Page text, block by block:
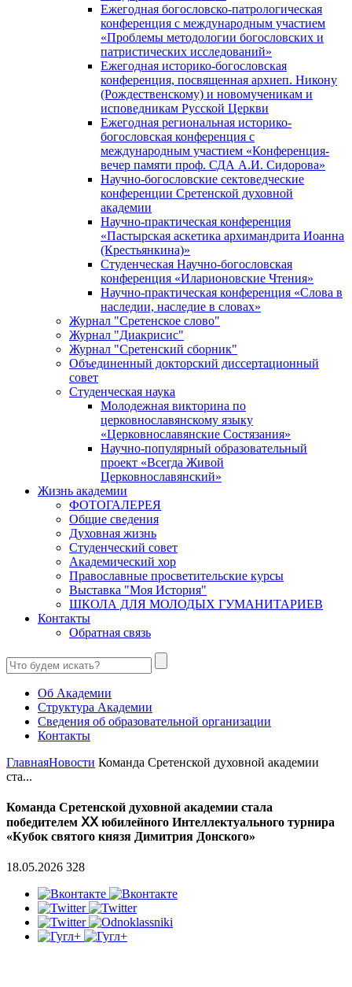
Ежегодная богословско-патрологическая
конференция с международным участием
«Проблемы методологии богословских и
патристических исследований»
Ежегодная историко-богословская
конференция, посвященная архиеп. Никону
(Рождественскому) и новомученикам и
исповедникам Русской Церкви
Ежегодная региональная историко-
богословская конференция с
международным участием «Конференция-
вечер памяти проф. СДА А.И. Сидорова»
Научно-богословские сектоведческие
конференции Сретенской духовной
академии
Научно-практическая конференция
«Пастырская аскетика архимандрита Иоанна
(Крестьянкина)»
Студенческая Научно-богословская
конференция «Иларионовские Чтения»
Научно-практическая конференция «Cлова в
наследии, наследие в словах»
Журнал "Сретенское слово"
Журнал "Диакрисис"
Журнал "Сретенский сборник"
Объединенный докторский диссертационный
совет
Студенческая наука
Молодежная викторина по
церковнославянскому языку
«Церковнославянские Состязания»
Научно-популярный образовательный
проект «Всегда Живой
Церковнославянский»
Жизнь академии
ФОТОГАЛЕРЕЯ
Общие сведения
Духовная жизнь
Студенческий совет
Академический хор
Православные просветительские курсы
Выставка "Моя История"
ШКОЛА ДЛЯ МОЛОДЫХ ГУМАНИТАРИЕВ
Контакты
Обратная связь
Об Академии
Структура Академии
Сведения об образовательной организации
Контакты
ГлавнаяНовости Команда Сретенской духовной академии
ста...
Команда Сретенской духовной академии стала
победителем ⅩⅩ юбилейного Интеллектуального турнира
«Кубок святого князя Димитрия Донского»
18.05.2026 328